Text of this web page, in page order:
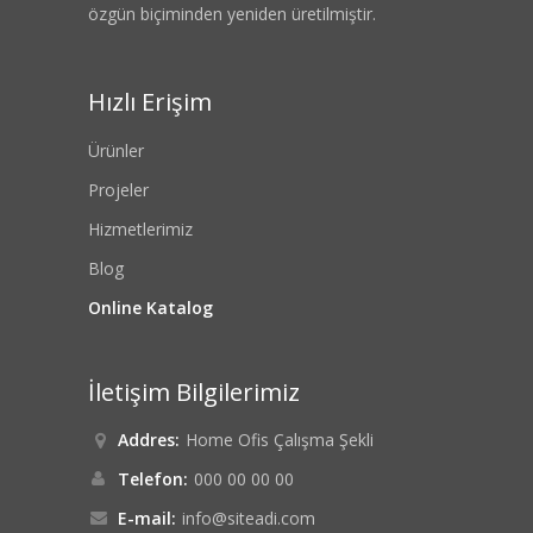
özgün biçiminden yeniden üretilmiştir.
Hızlı Erişim
Ürünler
Projeler
Hizmetlerimiz
Blog
Online Katalog
İletişim Bilgilerimiz
Addres: Home Ofis Çalışma Şekli
Telefon: 000 00 00 00
E-mail: info@siteadi.com